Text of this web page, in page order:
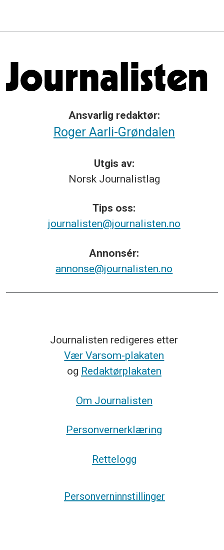
Ansvarlig redaktør:
Roger Aarli-Grøndalen
Utgis av:
Norsk Journalistlag
Tips oss:
journalisten@journalisten.no
Annonsér:
annonse@journalisten.no
Journalisten redigeres etter
Vær Varsom-plakaten
og Redaktørplakaten
Om Journalisten
Personvernerklæring
Rettelogg
Personverninnstillinger